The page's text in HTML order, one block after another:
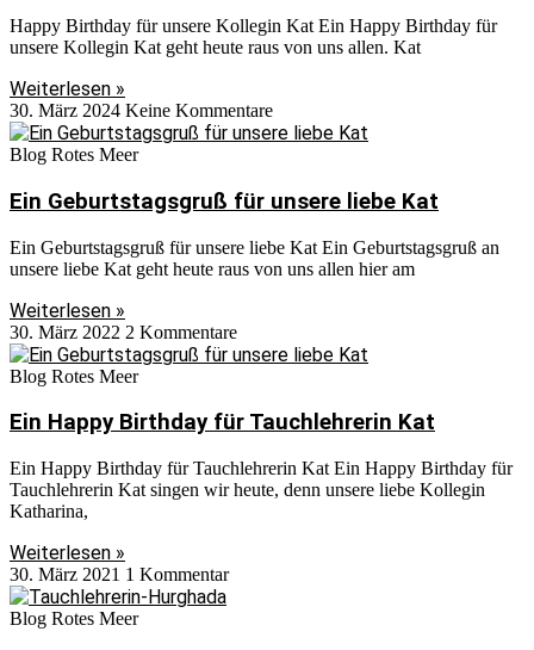
Happy Birthday für unsere Kollegin Kat Ein Happy Birthday für
unsere Kollegin Kat geht heute raus von uns allen. Kat
Weiterlesen »
30. März 2024 Keine Kommentare
Blog Rotes Meer
Ein Geburtstagsgruß für unsere liebe Kat
Ein Geburtstagsgruß für unsere liebe Kat Ein Geburtstagsgruß an
unsere liebe Kat geht heute raus von uns allen hier am
Weiterlesen »
30. März 2022 2 Kommentare
Blog Rotes Meer
Ein Happy Birthday für Tauchlehrerin Kat
Ein Happy Birthday für Tauchlehrerin Kat Ein Happy Birthday für
Tauchlehrerin Kat singen wir heute, denn unsere liebe Kollegin
Katharina,
Weiterlesen »
30. März 2021 1 Kommentar
Blog Rotes Meer